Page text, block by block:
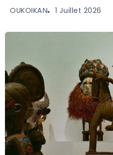
OUKOIKAN 1 Juillet 2026